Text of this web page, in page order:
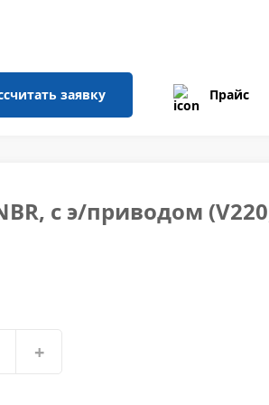
заявку Прайс
с э/приводом
+